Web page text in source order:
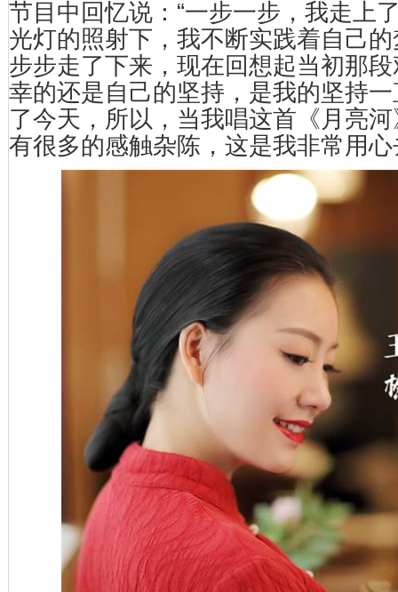
节目中回忆说：“一步一步，我走上
光灯的照射下，我不断实践着自己
步步走了下来，现在回想起当初那
幸的还是自己的坚持，是我的坚持
了今天，所以，当我唱这首《月亮
有很多的感触杂陈，这是我非常用心